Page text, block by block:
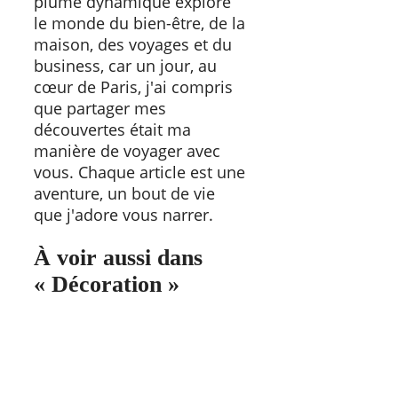
le monde du bien-être, de la
maison, des voyages et du
business, car un jour, au
cœur de Paris, j'ai compris
que partager mes
découvertes était ma
manière de voyager avec
vous. Chaque article est une
aventure, un bout de vie
que j'adore vous narrer.
À voir aussi dans
« Décoration »